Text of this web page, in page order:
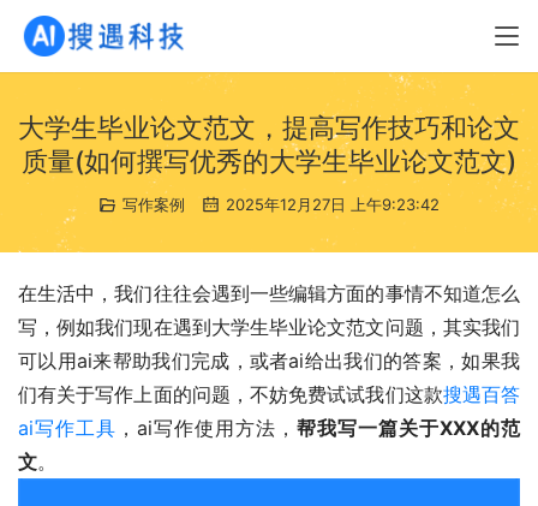
大学生毕业论文范文，提高写作技巧和论文
质量(如何撰写优秀的大学生毕业论文范文)
写作案例 2025年12月27日 上午9:23:42
在生活中，我们往往会遇到一些编辑方面的事情不知道怎么
写，例如我们现在遇到大学生毕业论文范文问题，其实我们
可以用ai来帮助我们完成，或者ai给出我们的答案，如果我
们有关于写作上面的问题，不妨免费试试我们这款搜遇百答
ai写作工具 ，ai写作使用方法， 帮我写一篇关于XXX的范
文。